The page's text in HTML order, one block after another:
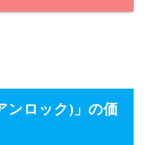
ンロック) 」の価